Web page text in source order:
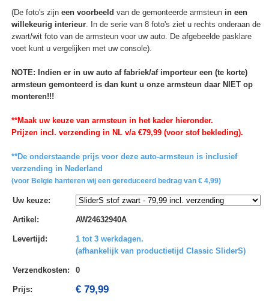
(De foto's zijn een voorbeeld van de gemonteerde armsteun in een
willekeurig interieur. In de serie van 8 foto's ziet u rechts onderaan de
zwart/wit foto van de armsteun voor uw auto. De afgebeelde pasklare
voet kunt u vergelijken met uw console).
NOTE: Indien er in uw auto af fabriek/af importeur een (te korte)
armsteun gemonteerd is dan kunt u onze armsteun daar NIET op
monteren!!!
**Maak uw keuze van armsteun in het kader hieronder.
Prijzen incl. verzending in NL v/a €79,99 (voor stof bekleding).
**De onderstaande prijs voor deze auto-armsteun is inclusief
verzending in Nederland
(voor Belgie hanteren wij een gereduceerd bedrag van € 4,99)
Uw keuze:
Artikel : AW24632940A
Levertijd :
1 tot 3 werkdagen.
(afhankelijk van productietijd Classic SliderS)
Verzendkosten: 0
Prijs: € 79,99